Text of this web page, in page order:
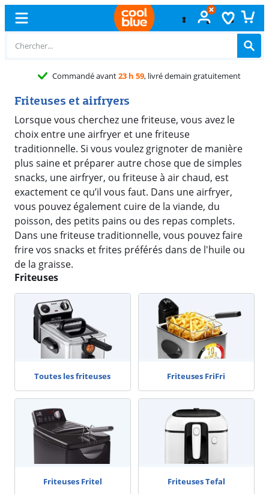
Friteuses et airfryers
Lorsque vous cherchez une friteuse, vous avez le
choix entre une airfryer et une friteuse
traditionnelle. Si vous voulez grignoter de manière
plus saine et préparer autre chose que de simples
snacks, une airfryer, ou friteuse à air chaud, est
exactement ce qu’il vous faut. Dans une airfryer,
vous pouvez également cuire de la viande, du
poisson, des petits pains ou des repas complets.
Dans une friteuse traditionnelle, vous pouvez faire
frire vos snacks et frites préférés dans de l'huile ou
de la graisse.
Friteuses
Toutes les friteuses Friteuses FriFri
Friteuses Fritel Friteuses Tefal